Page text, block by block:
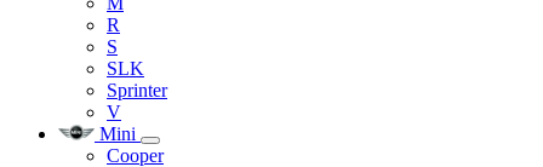
R
S
SLK
Sprinter
V
Mini
Cooper